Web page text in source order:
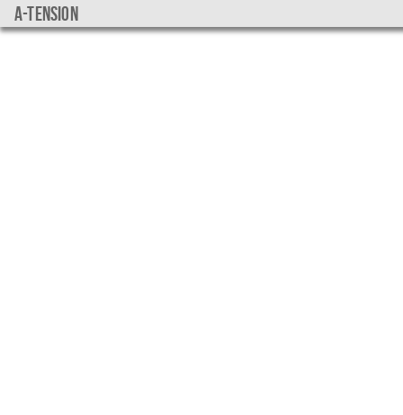
a-tension